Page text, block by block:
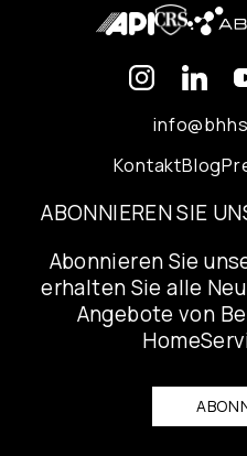
KontaktBlog
ABONNIEREN SIE
Abonnieren Sie
erhalten Sie alle
Angebote von